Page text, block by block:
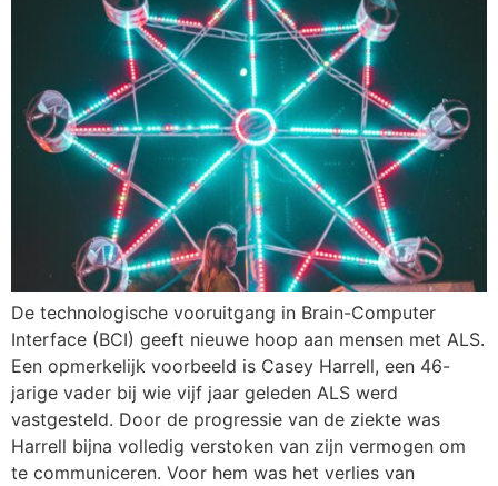
De technologische vooruitgang in Brain-Computer
Interface (BCI) geeft nieuwe hoop aan mensen met ALS.
Een opmerkelijk voorbeeld is Casey Harrell, een 46-
jarige vader bij wie vijf jaar geleden ALS werd
vastgesteld. Door de progressie van de ziekte was
Harrell bijna volledig verstoken van zijn vermogen om
te communiceren. Voor hem was het verlies van